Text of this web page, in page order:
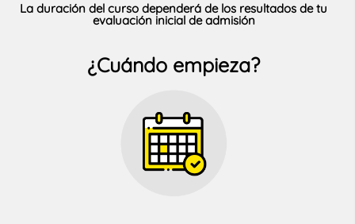
La duración del curso dependerá de los resultados de tu
evaluación inicial de admisión
¿Cuándo empieza?